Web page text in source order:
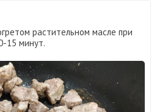
растительном масле при
15 минут.